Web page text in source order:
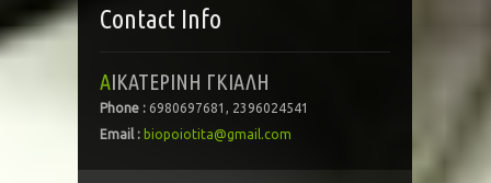
Contact Info
ΑΙΚΑΤΕΡΙΝΗ ΓΚΙΑΛΗ
Phone : 6980697681, 2396024541
Email : biopoiotita@gmail.com